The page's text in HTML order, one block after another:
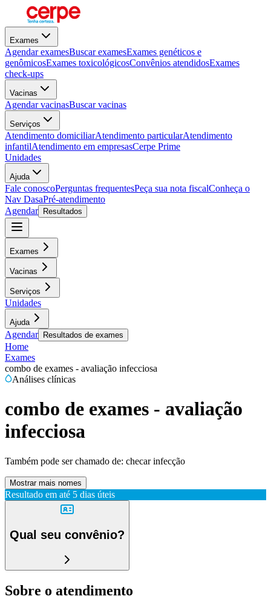
Exames
Agendar examesBuscar examesExames genéticos e
genômicosExames toxicológicosConvênios atendidosExames
check-ups
Vacinas
Agendar vacinasBuscar vacinas
Serviços
Atendimento domiciliarAtendimento particularAtendimento
infantilAtendimento em empresasCerpe Prime
Unidades
Ajuda
Fale conoscoPerguntas frequentesPeça sua nota fiscalConheça o
Nav DasaPré-atendimento
Agendar
Resultados
Exames
Vacinas
Serviços
Unidades
Ajuda
Agendar Resultados de exames
Home
Exames
combo de exames - avaliação infecciosa
Análises clínicas
combo de exames - avaliação
infecciosa
Também pode ser chamado de: checar infecção
Mostrar mais nomes
Resultado em até 5 dias úteis
Qual seu convênio?
Sobre o atendimento